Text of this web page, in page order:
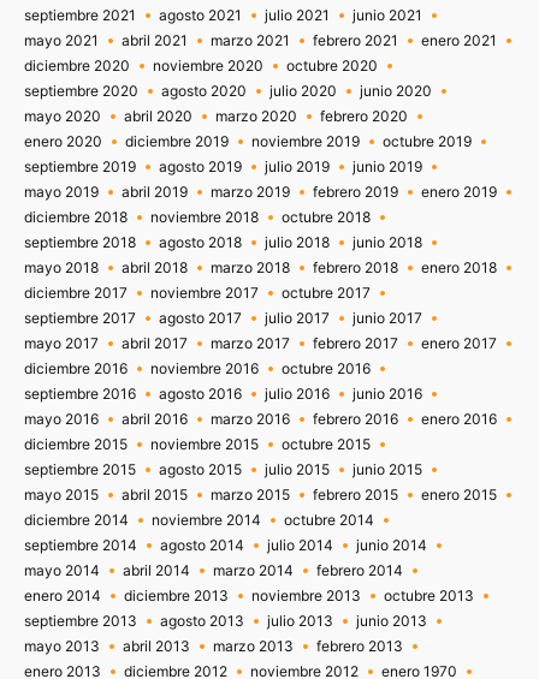
septiembre 2021
agosto 2021 julio 2021
junio 2021
mayo 2021
abril 2021 marzo 2021 febrero 2021
enero 2021
diciembre 2020
noviembre 2020
octubre 2020
septiembre 2020
agosto 2020 julio 2020
junio 2020
mayo 2020
abril 2020 marzo 2020
febrero 2020
enero 2020
diciembre 2019 noviembre 2019
octubre 2019
septiembre 2019
agosto 2019 julio 2019
junio 2019
mayo 2019
abril 2019 marzo 2019 febrero 2019
enero 2019
diciembre 2018
noviembre 2018
octubre 2018
septiembre 2018
agosto 2018 julio 2018
junio 2018
mayo 2018
abril 2018 marzo 2018 febrero 2018
enero 2018
diciembre 2017
noviembre 2017
octubre 2017
septiembre 2017
agosto 2017 julio 2017
junio 2017
mayo 2017
abril 2017 marzo 2017 febrero 2017
enero 2017
diciembre 2016
noviembre 2016
octubre 2016
septiembre 2016
agosto 2016 julio 2016
junio 2016
mayo 2016
abril 2016 marzo 2016 febrero 2016
enero 2016
diciembre 2015
noviembre 2015
octubre 2015
septiembre 2015
agosto 2015 julio 2015
junio 2015
mayo 2015
abril 2015 marzo 2015 febrero 2015
enero 2015
diciembre 2014
noviembre 2014
octubre 2014
septiembre 2014
agosto 2014 julio 2014
junio 2014
mayo 2014
abril 2014 marzo 2014
febrero 2014
enero 2014
diciembre 2013 noviembre 2013
octubre 2013
septiembre 2013
agosto 2013 julio 2013
junio 2013
mayo 2013
abril 2013 marzo 2013
febrero 2013
enero 2013
diciembre 2012 noviembre 2012 enero 1970